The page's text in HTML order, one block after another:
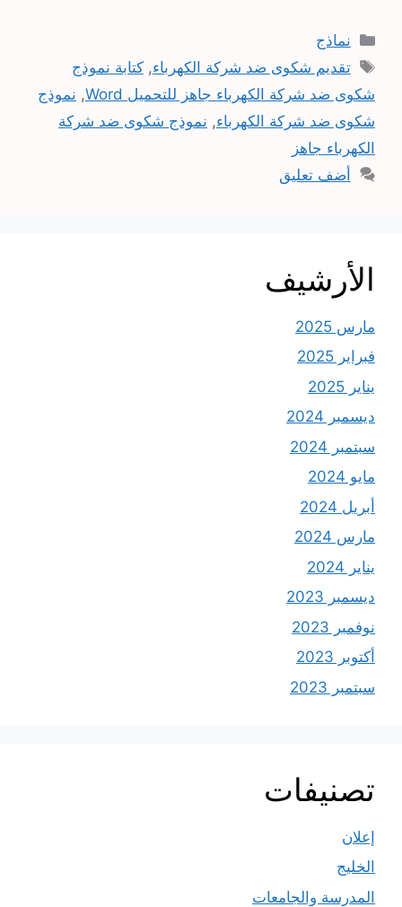
التصنيفات
نماذج
الوسوم
تقديم شكوى ضد شركة الكهرباء,كتابة نموذج
شكوى ضد شركة الكهرباء جاهز للتحميل Word
, نموذج
شكوى ضد شركة الكهرباء, نموذج شكوى ضد شركة
الكهرباء جاهز
أضف تعليق
الأرشيف
مارس 2025
فبراير 2025
يناير 2025
ديسمبر 2024
سبتمبر 2024
مايو 2024
أبريل 2024
مارس 2024
يناير 2024
ديسمبر 2023
نوفمبر 2023
أكتوبر 2023
سبتمبر 2023
تصنيفات
إعلان
الخليج
المدرسة والجامعات